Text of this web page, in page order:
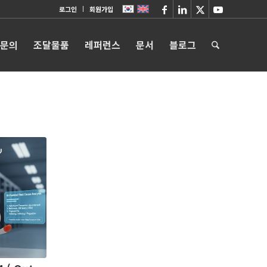
로그인 회원가입
의 조달물품 레퍼런스 문서 블로그